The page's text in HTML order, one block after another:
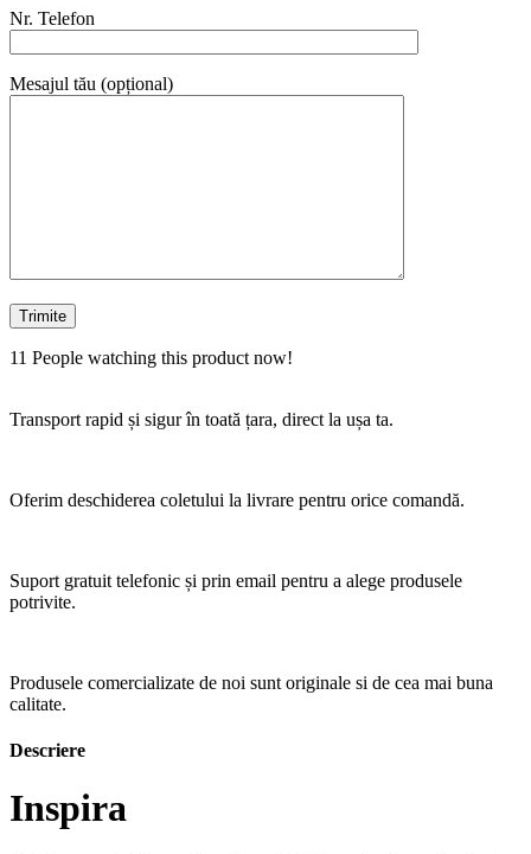
Nr. Telefon
Mesajul tău (opțional)
11 People watching this product now!
Transport rapid și sigur în toată țara, direct la ușa ta.
Oferim deschiderea coletului la livrare pentru orice comandă.
Suport gratuit telefonic și prin email pentru a alege produsele
potrivite.
Produsele comercializate de noi sunt originale si de cea mai buna
calitate.
Descriere
Inspira